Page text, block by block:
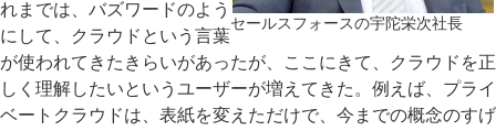
セールスフォースの宇陀栄次社長
れまでは、バズワードのよう
にして、クラウドという言葉
が使われてきたきらいがあったが、ここにきて、クラウドを正
しく理解したいというユーザーが増えてきた。例えば、プライ
ベートクラウドは、表紙を変えただけで、今までの概念のすげ